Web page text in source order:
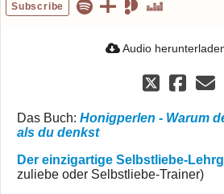
Subscribe
Audio
Das Buch: Honigperlen - Warum
als du denkst
Der einzigartige Selbstliebe-
zuliebe oder Selbstliebe-Trainer)